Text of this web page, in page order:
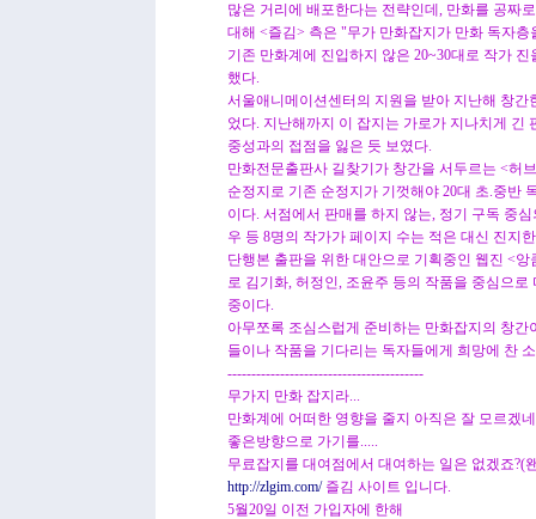
많은 거리에 배포한다는 전략인데, 만화를 공짜
대해 <즐김> 측은 "무가 만화잡지가 만화 독자
기존 만화계에 진입하지 않은 20~30대로 작가
했다.
서울애니메이션센터의 지원을 받아 지난해 창
었다. 지난해까지 이 잡지는 가로가 지나치게 긴
중성과의 접점을 잃은 듯 보였다.
만화전문출판사 길찾기가 창간을 서두르는 <허
순정지로 기존 순정지가 기껏해야 20대 초.중반
이다. 서점에서 판매를 하지 않는, 정기 구독 중
우 등 8명의 작가가 페이지 수는 적은 대신 진지
단행본 출판을 위한 대안으로 기획중인 웹진 <
로 김기화, 허정인, 조윤주 등의 작품을 중심으
중이다.
아무쪼록 조심스럽게 준비하는 만화잡지의 창
들이나 작품을 기다리는 독자들에게 희망에 찬
-----------------------------------------
무가지 만화 잡지라...
만화계에 어떠한 영향을 줄지 아직은 잘 모르겠
좋은방향으로 가기를.....
무료잡지를 대여점에서 대여하는 일은 없겠죠?(
http://zlgim.com/즐김 사이트 입니다.
5월20일 이전 가입자에 한해